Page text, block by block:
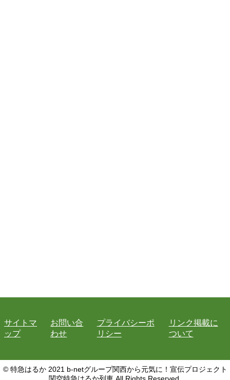
サイトマ
ップ
お問い合
わせ
プライバシーポ
リシー
リンク掲載に
ついて
© 特急はるか 2021 b-netグループ関西から元気に！宣伝プロジェクト